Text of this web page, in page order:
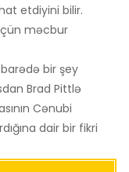
etdiyini bilir.
məcbur
bir şey
Brad Pittlə
Cənubi
dair bir fikri